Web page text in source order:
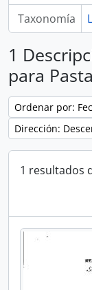
Taxonomía
1
para
Ordenar por:
Dirección:
1 resultados